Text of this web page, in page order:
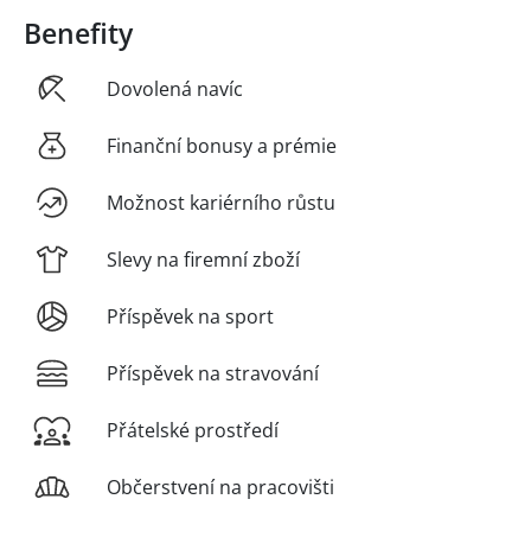
Benefity
Dovolená navíc
Finanční bonusy a prémie
Možnost kariérního růstu
Slevy na firemní zboží
Příspěvek na sport
Příspěvek na stravování
Přátelské prostředí
Občerstvení na pracovišti